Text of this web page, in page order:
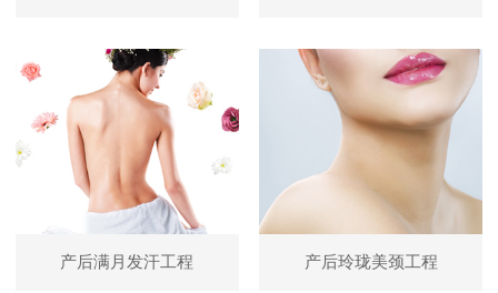
产后满月发汗工程 产后玲珑美颈工程